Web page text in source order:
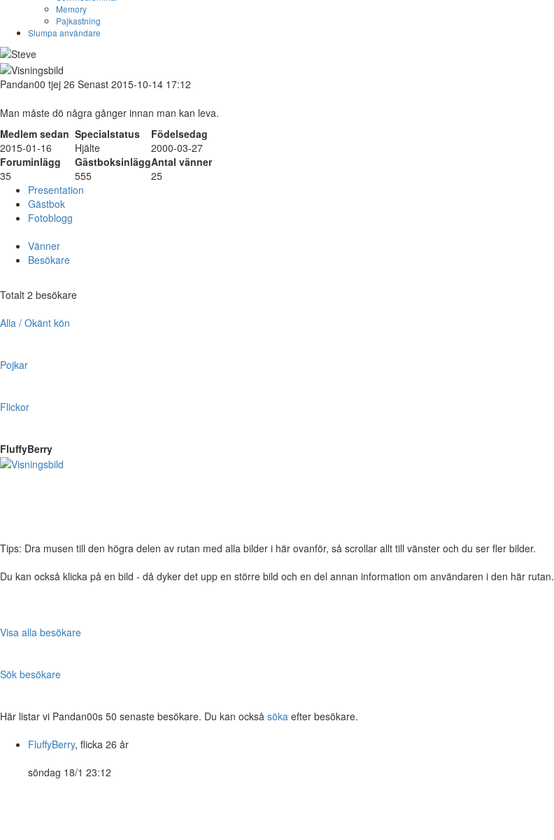
Memory
Pajkastning
Slumpa användare
Pandan00 tjej 26 Senast 2015-10-14 17:12
Man måste dö några gånger innan man kan leva.
Medlem sedan Specialstatus
Födelsedag
2015-01-16
Hjälte
2000-03-27
Foruminlägg
GästboksinläggAntal vänner
35
555
25
Presentation
Gästbok
Fotoblogg
Vänner
Besökare
Totalt 2 besökare
Alla / Okänt kön
Pojkar
Flickor
FluffyBerry
Tips: Dra musen till den högra delen av rutan med alla bilder i här ovanför, så scrollar allt till vänster och du ser fler bilder.
Du kan också klicka på en bild - då dyker det upp en större bild och en del annan information om användaren i den här rutan.
Visa alla besökare
Sök besökare
Här listar vi Pandan00s 50 senaste besökare. Du kan också söka efter besökare.
FluffyBerry, flicka 26 år
söndag 18/1 23:12